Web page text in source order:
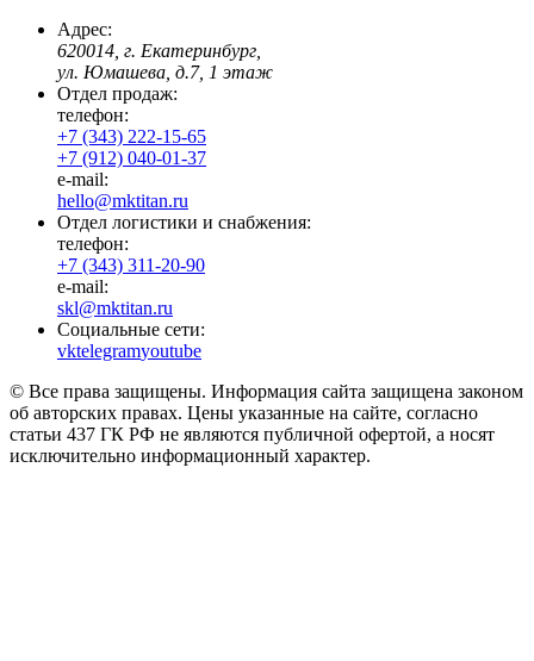
Адрес:
620014, г. Екатеринбург,
ул. Юмашева, д.7, 1 этаж
Отдел продаж:
телефон:
+7 (343) 222-15-65
+7 (912) 040-01-37
e-mail:
hello@mktitan.ru
Отдел логистики и снабжения:
телефон:
+7 (343) 311-20-90
e-mail:
skl@mktitan.ru
Социальные сети:
vktelegramyoutube
© Все права защищены. Информация сайта защищена законом
об авторских правах. Цены указанные на сайте, согласно
статьи 437 ГК РФ не являются публичной офертой, а носят
исключительно информационный характер.